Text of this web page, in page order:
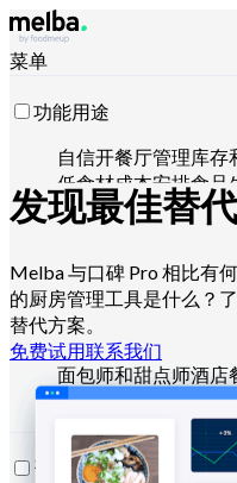
菜单
功能用途
自信开餐厅管理库存
低食材成本安排食品
并分析销售用 Claude
适用对象
连锁和大型集团
面包师和甜点师酒店
资源
发现最佳替
Melba 与口碑 Pro 相比有
的厨房管理工具是什么？
替代方案。
免费试用联系我们